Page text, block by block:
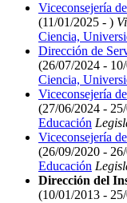
Viceconsejería
(11/01/2025 - )
Ciencia,
Dirección de
(26/07/2024 -
Ciencia,
Viceconsejería
(27/06/2024 -
Educación
Viceconsejería
(26/09/2020 -
Educación
Dirección del
(10/01/2013 -